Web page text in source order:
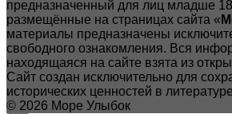
предназначенный для лиц младше 18
размещённые на страницах сайта «
материалы предназначены
свободного ознакомления. Вся
находящаяся на сайте взята из
Сайт создан исключительно для
исторических ценностей в
© 2026 Море Улыбок